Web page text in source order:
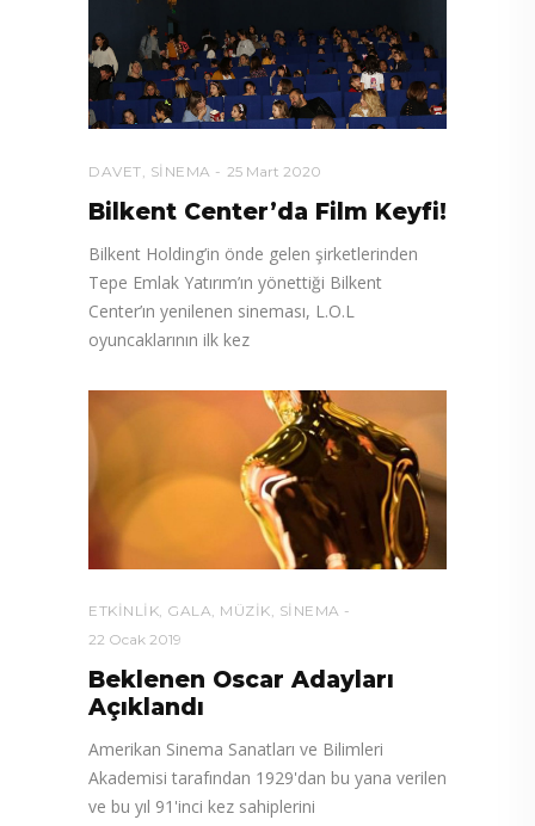
DAVET, SINEMA 25 Mart 2020
Bilkent Center’da Film Keyfi!
Bilkent Holding’in önde gelen şirketlerinden
Tepe Emlak Yatırım’ın yönettiği Bilkent
Center’ın yenilenen sineması, L.O.L
oyuncaklarının ilk kez
ETKINLIK, GALA, MÜZIK, SINEMA
22 Ocak 2019
Beklenen Oscar Adayları
Açıklandı
Amerikan Sinema Sanatları ve Bilimleri
Akademisi tarafından 1929'dan bu yana verilen
ve bu yıl 91'inci kez sahiplerini